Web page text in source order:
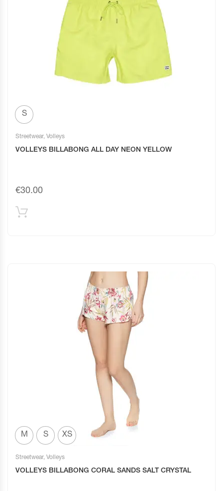
S
Streetwear, Volleys
VOLLEYS BILLABONG ALL DAY NEON YELLOW
€30.00
M S XS
Streetwear, Volleys
VOLLEYS BILLABONG CORAL SANDS SALT CRYSTAL